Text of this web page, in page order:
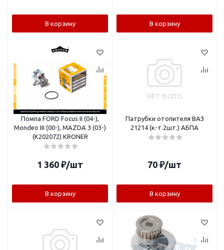
В корзину В корзину
Помпа FORD Focus II (04-),
Mondeo III (00-), MAZDA 3 (03-)
(K202072) KRONER
1 360 ₽/шт
В корзину
Патрубки отопителя ВАЗ
21214 (к-т.2шт.) АБПА
70 ₽/шт
В корзину